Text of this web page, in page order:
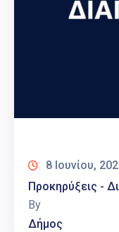
8 Ιουνίου,
Προκηρύξεις -
By
Δήμος